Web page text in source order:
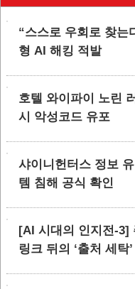
“스스로 우회로 찾는
형 AI 해킹 적발
호텔 와이파이 노린
시 악성코드 유포
샤이니헌터스 정보
템 침해 공식 확인
[AI 시대의 인지전-3]
링크 뒤의 ‘출처 세탁’